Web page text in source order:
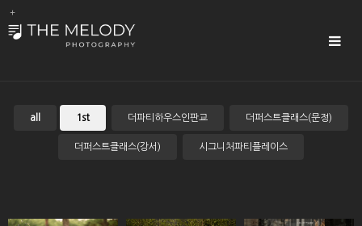
Toggle
all 1st 더파티하우스인판교 더퍼스트클래스(문정)
더퍼스트클래스(강서) 시그니처파티플레이스